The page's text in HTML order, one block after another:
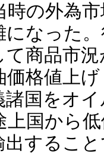
時の外為
になった
て商品市
価格値上
諸国をオ
国から低
出するこ